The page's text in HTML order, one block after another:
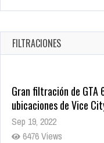
Warner Bros. lleva a
Oct 17, 2025
1428 Views
FILTRACIONES
Gran filtración de GTA
ubicaciones de Vice
Sep 19, 2022
6476 Views